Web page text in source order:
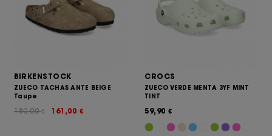
BIRKENSTOCK
ZUECO TACHAS ANTE BEIGE
Taupe
161,00 €
180,00€
CROCS
ZUECO VERDE MENTA 3YF MINT
TINT
59,90 €